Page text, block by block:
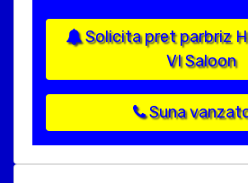
Solicita pret parbriz
VI Saloon
Suna